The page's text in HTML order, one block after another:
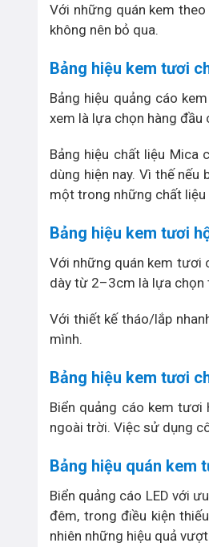
Với những quán kem
không nên bỏ qua.
Bảng hiệu kem tươi
Bảng hiệu quảng cáo
xem là lựa chọn hàng đầu
Bảng hiệu chất liệu Mica
dùng hiện nay. Vì thế
một trong những chất liệu
Bảng hiệu kem tươi
Với những quán kem tươi
dày từ 2–3cm là lựa chọn
Với thiết kế tháo/lắp
mình.
Bảng hiệu kem tươi
Biển quảng cáo kem
ngoài trời. Việc sử dụng
Bảng hiệu quán kem
Biển quảng cáo LED với
đêm, trong điều kiện
nhiên những hiệu quả